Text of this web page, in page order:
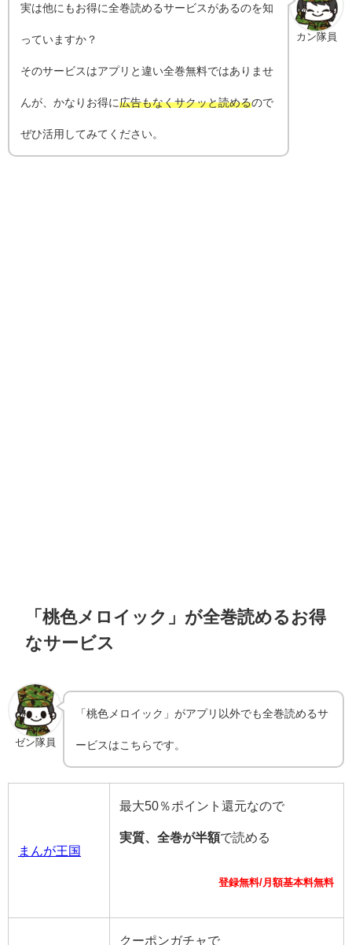
カン隊員
実は他にもお得に全巻読めるサービスがあるのを知
っていますか？
そのサービスはアプリと違い全巻無料ではありませ
んが、かなりお得に広告もなくサクッと読めるので
ぜひ活用してみてください。
「桃色メロイック」が全巻読めるお得
なサービス
ゼン隊員
「桃色メロイック」がアプリ以外でも全巻読めるサ
ービスはこちらです。
まんが王国
最大50％ポイント還元なので
実質、全巻が半額で読める
登録無料/月額基本料無料
クーポンガチャで